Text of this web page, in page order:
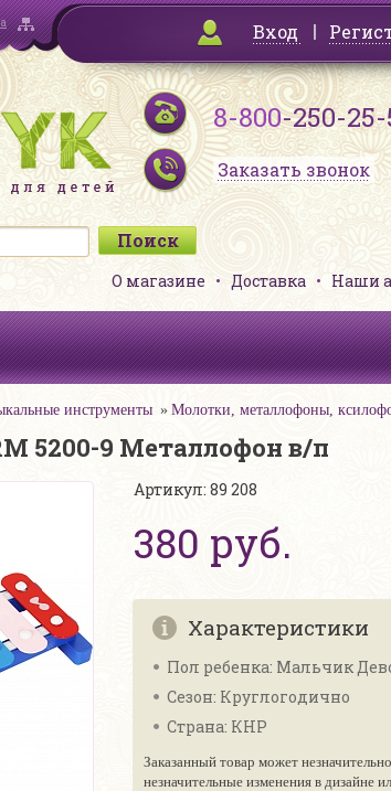
Вход
8-800-250-
Заказать звонок
О магазине Доставка Наши
инструменты Молотки, металлофоны,
5200-9 Металлофон в/п
Артикул: 89 208
380 руб.
Характеристики
Пол ребенка: Мальчик
Сезон: Круглогодично
Страна: КНР
Заказанный товар может
незначительные изменения в дизайне